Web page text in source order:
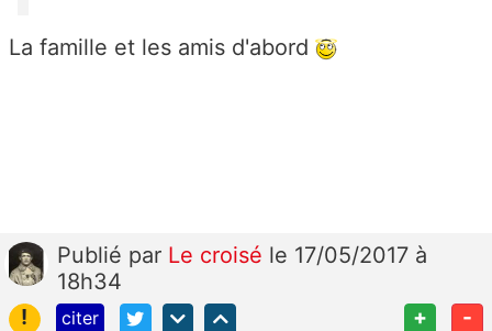
La famille et les amis d'abord
Publié par Le croisé le 17/05/2017 à
18h34
!
citer + -